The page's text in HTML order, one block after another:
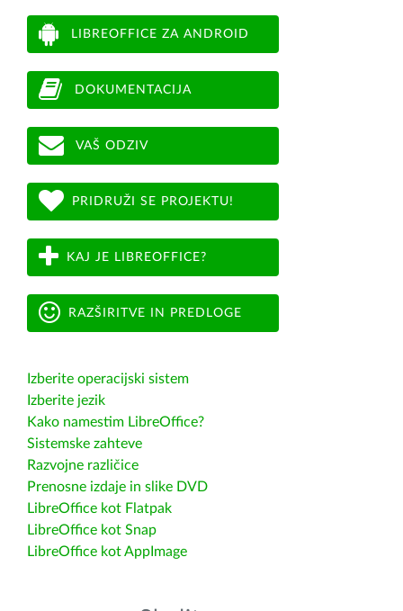
LIBREOFFICE ZA ANDROID
DOKUMENTACIJA
VAŠ ODZIV
PRIDRUŽI SE PROJEKTU!
KAJ JE LIBREOFFICE?
RAZŠIRITVE IN PREDLOGE
Izberite operacijski sistem
Izberite jezik
Kako namestim LibreOffice?
Sistemske zahteve
Razvojne različice
Prenosne izdaje in slike DVD
LibreOffice kot Flatpak
LibreOffice kot Snap
LibreOffice kot AppImage